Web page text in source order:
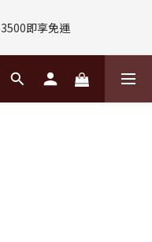
補)
即享免運
$188購物金